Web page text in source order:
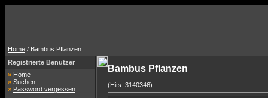
Home / Bambus Pflanzen
Registrierte Benutzer
» Home
» Suchen
» Password vergessen
Bambus Pflanzen
(Hits: 3140346)